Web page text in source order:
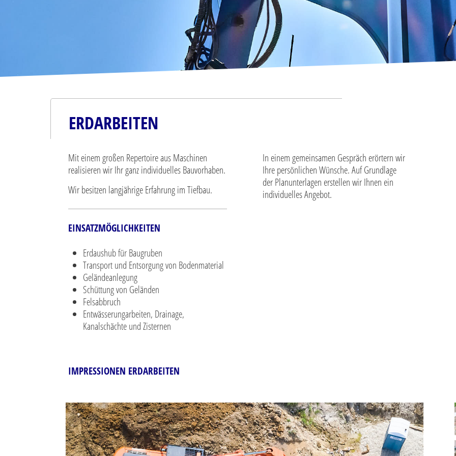
ERDARBEITEN
Mit einem großen Repertoire aus Maschinen
realisieren wir Ihr ganz individuelles Bauvorhaben.
Wir besitzen langjährige Erfahrung im Tiefbau.
EINSATZMÖGLICHKEITEN
Erdaushub für Baugruben
Transport und Entsorgung von Bodenmaterial
Geländeanlegung
Schüttung von Geländen
Felsabbruch
Entwässerungarbeiten, Drainage,
Kanalschächte und Zisternen
In einem gemeinsamen Gespräch erörtern wir
Ihre persönlichen Wünsche. Auf Grundlage
der Planunterlagen erstellen wir Ihnen ein
individuelles Angebot.
IMPRESSIONEN ERDARBEITEN